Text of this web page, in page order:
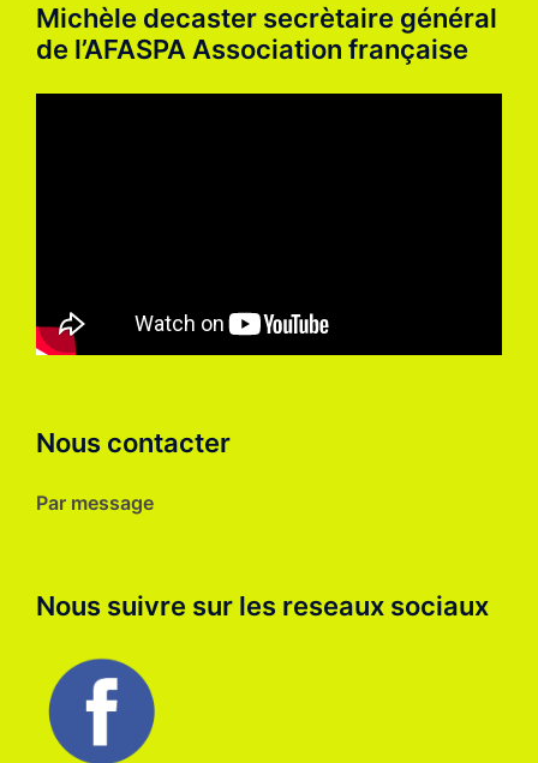
Michèle decaster secrètaire général
de l’AFASPA Association française
Nous contacter
Par message
Nous suivre sur les reseaux sociaux